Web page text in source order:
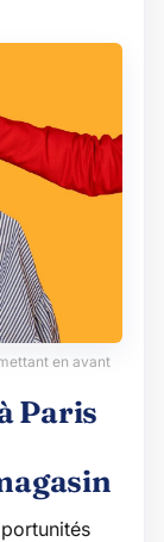
en avant
Paris